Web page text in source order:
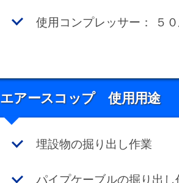
使用コンプレッサー： ５
エアースコップ 使用用途
埋設物の掘り出し作業
パイプケーブルの掘り出し